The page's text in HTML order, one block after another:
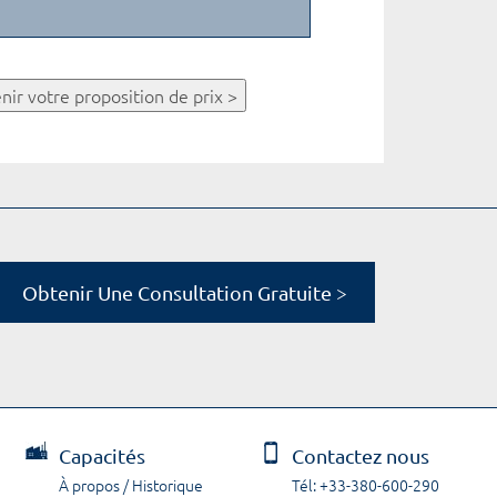
votre proposition de prix >
Obtenir Une Consultation Gratuite >
Capacités
À propos / Historique
Contactez nous
Tél: +33-380-600-290